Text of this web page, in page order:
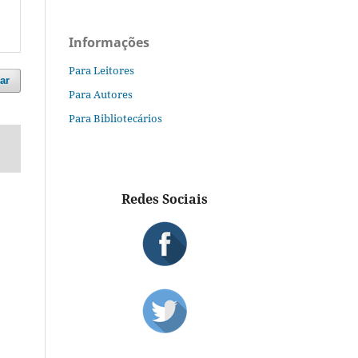
Informações
Para Leitores
Para Autores
Para Bibliotecários
Redes Sociais